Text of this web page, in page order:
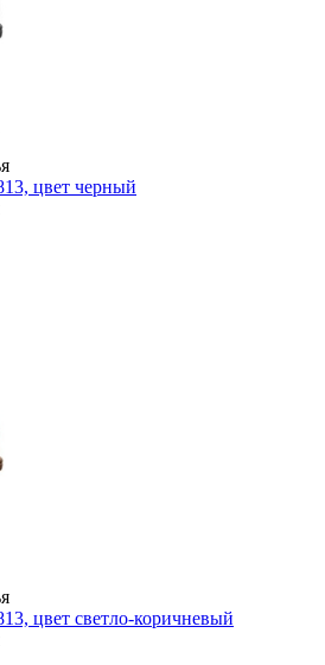
цвет черный
цвет светло-коричневый